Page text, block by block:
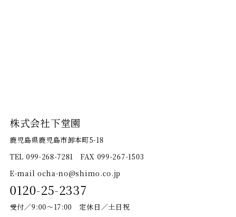
株式会社下堂園
鹿児島県鹿児島市卸本町5-18
TEL 099-268-7281 FAX 099-267-1503
E-mail ocha-no@shimo.co.jp
0120-25-2337
受付／9:00〜17:00 定休日／土日祝